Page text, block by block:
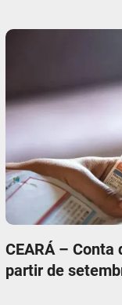
CEARÁ – Conta
partir de